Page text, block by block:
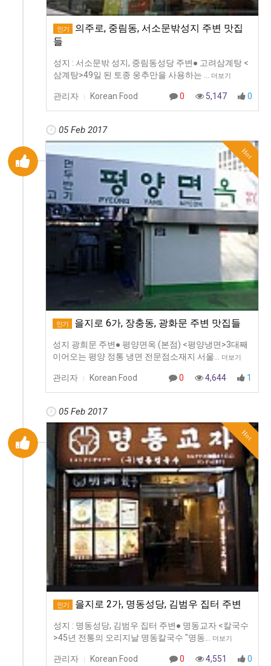
인기
의주로, 중림동, 서소문밖성지 주변 맛집
들
성지 : 서소문밖 성지, 중림동성당 주변● 고려삼계탕 <
삼계탕>49일 된 토종 웅추만을 사용하는 … 더보기
관리자 Korean Food 0 5,147 0
05 Feb 2017
Hot
인기 을지로 6가, 장충동, 광화문 주변 맛집들
성지 광희문 주변● 평양면옥 (본점) <평양냉면>3대째
이어오는 평양 정통 냉면 전문점소재지 서울…
더보기
관리자 Korean Food 0 4,644 1
05 Feb 2017
Hot
인기 을지로 2가, 명동성당, 김범우 집터 주변
성지 : 명동성당, 김범우 집터 주변● 명동교자 <칼국수
>45년 전통의 오리지날 명동칼국수 "명동…
더보기
관리자 Korean Food 0 4,551 0